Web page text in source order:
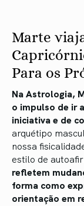
Marte
Para os
Na Astrologia,
o impulso de ir
iniciativa e de
arquétipo
nossa
estilo de
refletem
forma como
orientação em